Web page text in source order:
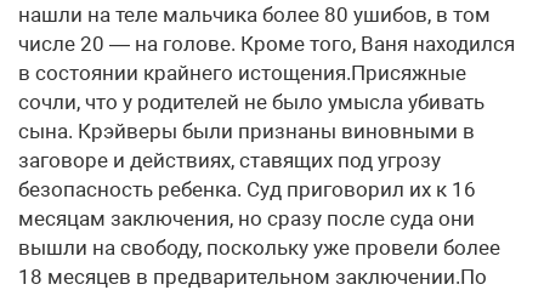
нашли на теле мальчика более 80 ушибов, в том
числе 20 — на голове. Кроме того, Ваня находился
в состоянии крайнего истощения.Присяжные
сочли, что у родителей не было умысла убивать
сына. Крэйверы были признаны виновными в
заговоре и действиях, ставящих под угрозу
безопасность ребенка. Суд приговорил их к 16
месяцам заключения, но сразу после суда они
вышли на свободу, поскольку уже провели более
18 месяцев в предварительном заключении.По